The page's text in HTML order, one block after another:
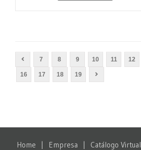
7 8 9 10 11 12
16 17 18 19
Home | Empresa | Catálogo Virtual